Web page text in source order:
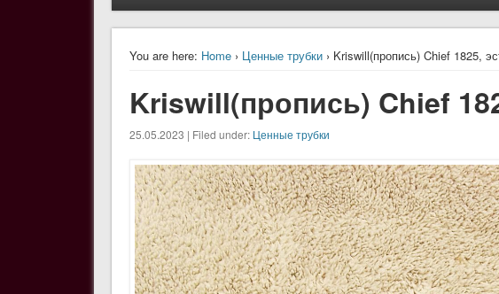
You are here: Home› Ценные трубки› Kriswill(пропись) Chief 1825,
Kriswill(пропись) Chief
25.05.2023 | Filed under: Ценные трубки